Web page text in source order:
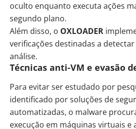
oculto enquanto executa ações
segundo plano.
Além disso, o OXLOADER
verificações destinadas a
análise.
Técnicas anti-VM e evasão
Para evitar ser estudado por
identificado por soluções de
automatizadas, o malware
execução em máquinas virtuais e